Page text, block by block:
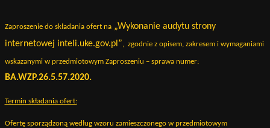
Zaproszenie do składania ofert na „Wykonanie audytu strony
internetowej inteli.uke.gov.pl”, zgodnie z opisem, zakresem i wymaganiami
wskazanymi w przedmiotowym Zaproszeniu – sprawa numer:
BA.WZP.26.5.57.2020.
Termin składania ofert:
Ofertę sporządzoną według wzoru zamieszczonego w przedmiotowym